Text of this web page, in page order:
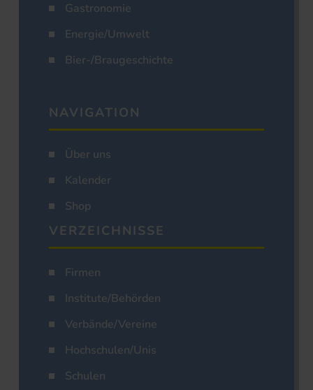
Gastronomie
Energie/Umwelt
Bier-/Braugeschichte
NAVIGATION
Über uns
Kalender
Shop
VERZEICHNISSE
Firmen
Institute/Behörden
Verbände/Vereine
Hochschulen/Unis
Schulen